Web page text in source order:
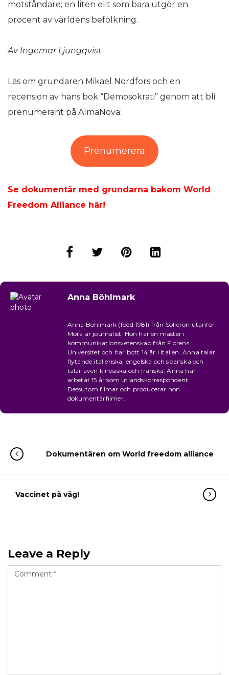
motståndare; en liten elit som bara utgör en
procent av världens befolkning.
Av Ingemar Ljungqvist
Läs om grundaren Mikael Nordfors och en
recension av hans bok “Demosokrati” genom att bli
prenumerant på AlmaNova:
Prenumerera
Se dokumentär med grundarna bakom World
Freedom Alliance här!
Anna Böhlmark
Anna Böhlmark (född 1981) från Sollerön utanför
Mora är journalist. Hon har en master i
kommunikationsvetenskap från Florens
Universitet och har bott 14 år i Italien. Anna talar
flytande italienska, engelska och spanska och
talar även kinesiska och franska. Anna har
arbetat 15 år som utlandskorrespondent.
Dessutom filmar och producerar hon
dokumentärfilmer.
Dokumentären om World freedom alliance
Vaccinet på väg!
Leave a Reply